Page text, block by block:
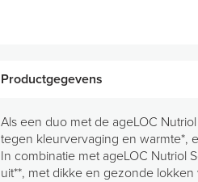
Productgegevens
Als een duo met de ageLOC
tegen kleurvervaging en warmte*,
In combinatie met ageLOC Nutriol
uit**, met dikke en gezonde